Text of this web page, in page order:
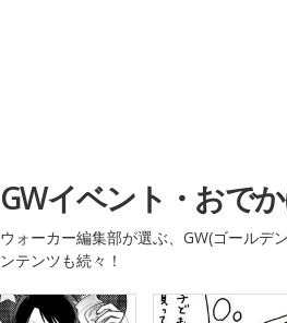
GWイベント・おで
ウォーカー編集部が選ぶ、GW(ゴールデ
ンテンツも続々！